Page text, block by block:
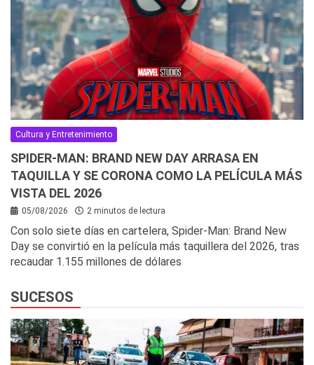
Cultura y Entretenimiento
SPIDER-MAN: BRAND NEW DAY ARRASA EN
TAQUILLA Y SE CORONA COMO LA PELÍCULA MÁS
VISTA DEL 2026
05/08/2026 2 minutos de lectura
Con solo siete días en cartelera, Spider-Man: Brand New
Day se convirtió en la película más taquillera del 2026, tras
recaudar 1.155 millones de dólares
SUCESOS